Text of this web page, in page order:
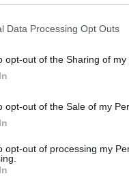
Data Processing Opt Outs
opt-out of the Sharing of my
opt-out of the Sale of my
opt-out of processing my
το
Επεσήμανε
ένα
ευρωπαϊκές
Ναι.
το οποίο αντέχει